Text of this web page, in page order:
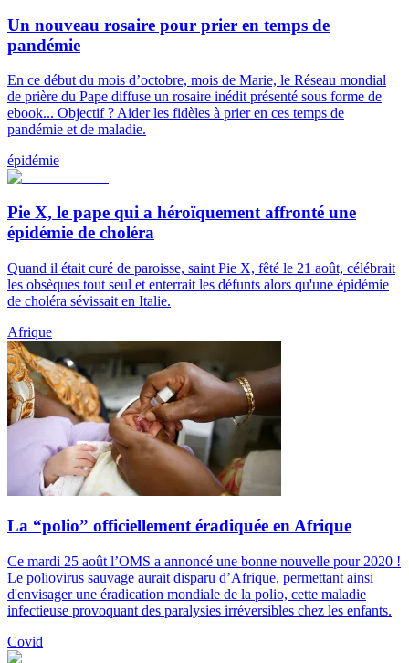
Un nouveau rosaire pour prier en temps de
pandémie
En ce début du mois d’octobre, mois de Marie, le Réseau mondial
de prière du Pape diffuse un rosaire inédit présenté sous forme de
ebook... Objectif ? Aider les fidèles à prier en ces temps de
pandémie et de maladie.
épidémie
Pie X, le pape qui a héroïquement affronté une
épidémie de choléra
Quand il était curé de paroisse, saint Pie X, fêté le 21 août, célébrait
les obsèques tout seul et enterrait les défunts alors qu'une épidémie
de choléra sévissait en Italie.
Afrique
La “polio” officiellement éradiquée en Afrique
Ce mardi 25 août l’OMS a annoncé une bonne nouvelle pour 2020 !
Le poliovirus sauvage aurait disparu d’Afrique, permettant ainsi
d'envisager une éradication mondiale de la polio, cette maladie
infectieuse provoquant des paralysies irréversibles chez les enfants.
Covid